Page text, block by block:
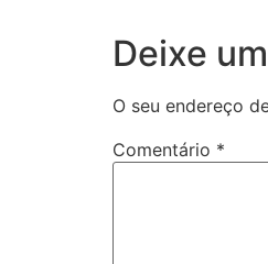
Deixe
O seu endereço
Comentário *